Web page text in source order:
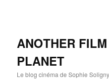
ANOTHER
PLANET
Le blog cinéma de Sophie Soligny